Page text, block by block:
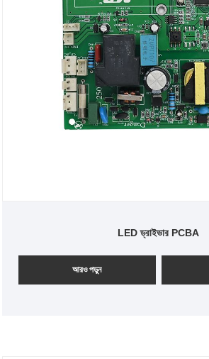
LED ড্রাইভার PCBA
আরও পড়ুন